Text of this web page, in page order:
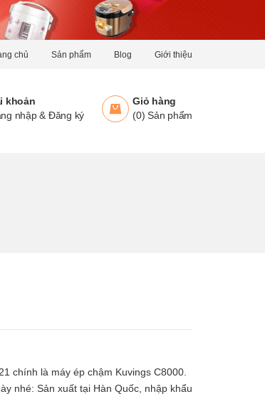
chủ Sản phẩm Blog Giới thiệu
Giỏ hàng
(0) Sản phẩm
khoản
nhập& Đăng ký
chính là máy ép chậm Kuvings C8000.
nhé: Sản xuất tại Hàn Quốc, nhập khẩu